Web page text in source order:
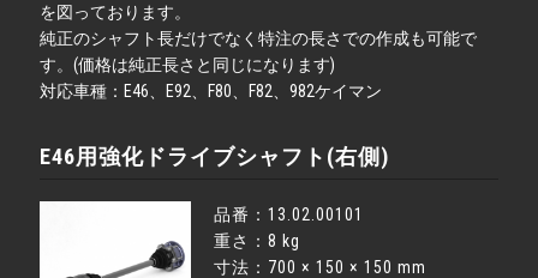
を図っております。
純正のシャフト長だけでなく特注の長さでの作成も可能で
す。(価格は純正長さと同じになります)
対応車種：E46、E92、F80、F82、982ケイマン
E46用強化ドライブシャフト(右側)
品番：13.02.00101
重さ：8 kg
寸法：700 × 150 × 150 mm